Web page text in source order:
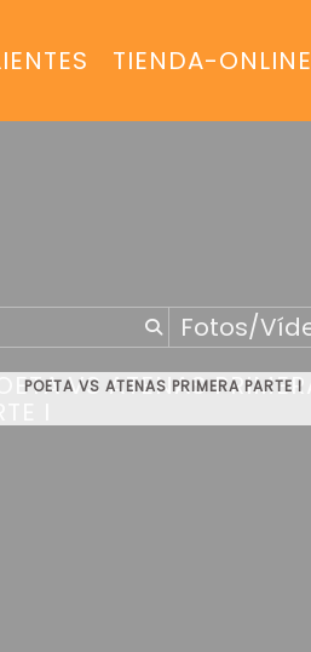
TIENDA-ONLINE
POETA VS ATENAS PRIMERA PARTE I